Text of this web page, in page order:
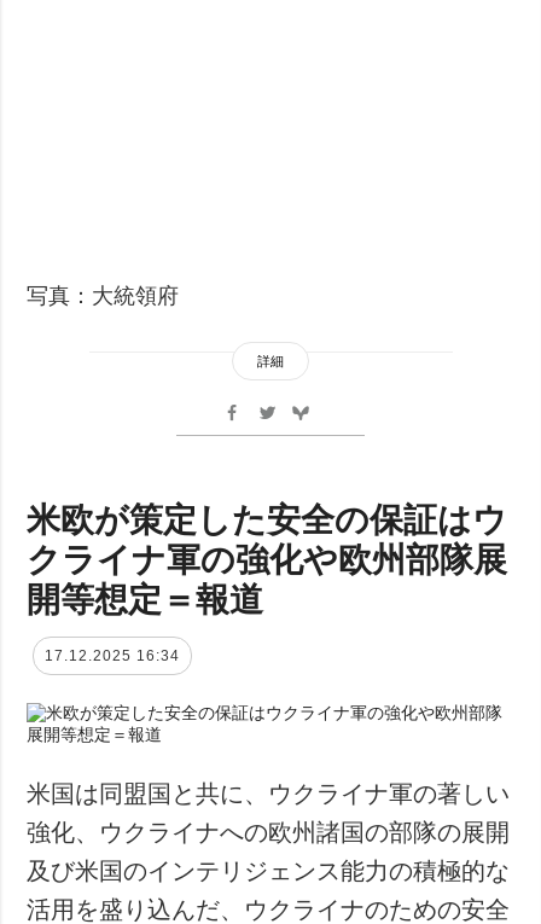
写真：大統領府
詳細
米欧が策定した安全の保証はウ
クライナ軍の強化や欧州部隊展
開等想定＝報道
17.12.2025 16:34
米国は同盟国と共に、ウクライナ軍の著しい
強化、ウクライナへの欧州諸国の部隊の展開
及び米国のインテリジェンス能力の積極的な
活用を盛り込んだ、ウクライナのための安全